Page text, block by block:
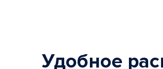
Удобное